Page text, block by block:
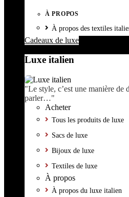
À PROPOS
À propos des textiles
Cadeaux de luxe
Luxe italien
"Le style, c’est une manière de
parler…"
Acheter
Tous les produits de luxe
Sacs de luxe
Bijoux de luxe
Textiles de luxe
À propos
À propos du luxe italien